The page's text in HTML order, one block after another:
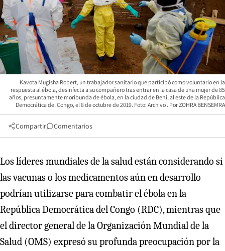
Kavota Mugisha Robert, un trabajador sanitario que participó como voluntario en la
respuesta al ébola, desinfecta a su compañero tras entrar en la casa de una mujer de 85
años, presuntamente moribunda de ébola, en la ciudad de Beni, al este de la República
Democrática del Congo, el 8 de octubre de 2019. Foto: Archivo
ZOHRA BENSEMRA
Compartir Comentarios
Los líderes mundiales de la salud están considerando si
las vacunas o los medicamentos aún en desarrollo
podrían utilizarse para combatir el ébola en la
República Democrática del Congo (RDC), mientras que
el director general de la Organización Mundial de la
Salud (OMS) expresó su profunda preocupación por la